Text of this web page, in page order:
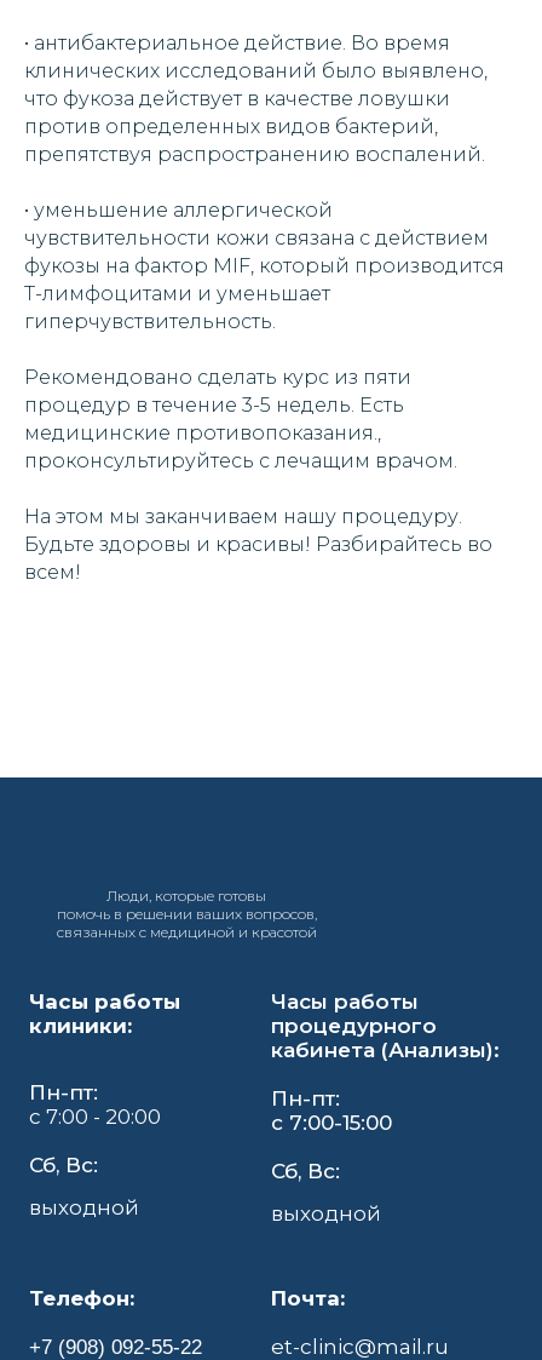
• антибактериальное действие. Во время
клинических исследований было выявлено,
что фукоза действует в качестве ловушки
против определенных видов бактерий,
препятствуя распространению воспалений.
• уменьшение аллергической
чувствительности кожи связана с действием
фукозы на фактор MIF, который производится
Т-лимфоцитами и уменьшает
гиперчувствительность.
Рекомендовано сделать курс из пяти
процедур в течение 3-5 недель. Есть
медицинские противопоказания.,
проконсультируйтесь с лечащим врачом.
На этом мы заканчиваем нашу процедуру.
Будьте здоровы и красивы! Разбирайтесь во
всем!
Люди, которые готовы
помочь в решении ваших вопросов,
связанных с медициной и красотой
Часы работы
клиники:
Пн-пт:
с 7:00 - 20:00
Сб, Вс:
выходной
Часы работы
процедурного
кабинета (Анализы):
Пн-пт:
с 7:00-15:00
Сб, Вс:
выходной
Телефон:
+7 (908) 092-55-22
Почта:
et-clinic@mail.ru